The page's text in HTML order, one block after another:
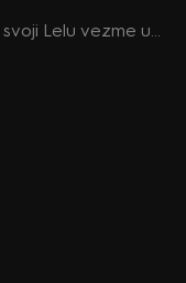
Terminátor Vémola si svoji Lelu vezme už osmadvacátého července (zdroj: CNN Prima NEWS)